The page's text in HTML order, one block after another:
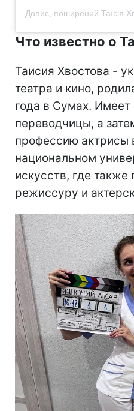
Что известно о
Таисия Хвостова -
театра и кино,
года в Сумах. Имеет
переводчицы, а
профессию актрисы
национальном
искусств, где также
режиссуру и